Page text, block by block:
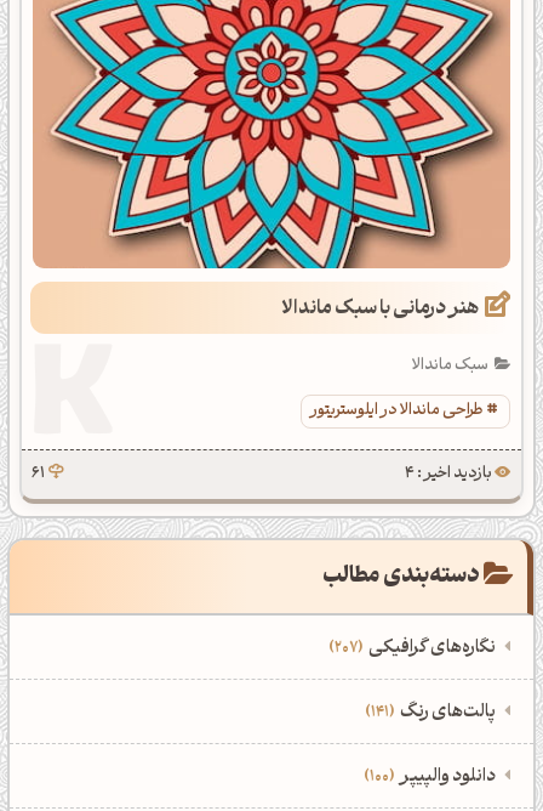
هنر درمانی با سبک ماندالا
سبک ماندالا
طراحی ماندالا در ایلوستریتور
بازدید اخیر : 4 61
دسته‌بندی مطالب
نگاره‌های گرافیکی 207
‌همه دسته‌بندی‌های نگاره‌های گرافیکی
نمایش همه نگاره‌ها
‌پالت‌های رنگ 141
‌همه دسته‌بندی‌های پالت‌های رنگ
‌دانلود والپیپر 100